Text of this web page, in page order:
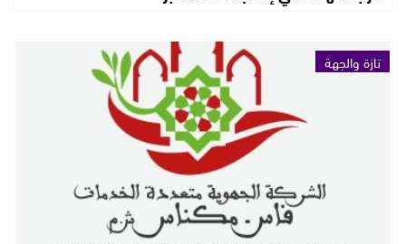
تازة والجهة